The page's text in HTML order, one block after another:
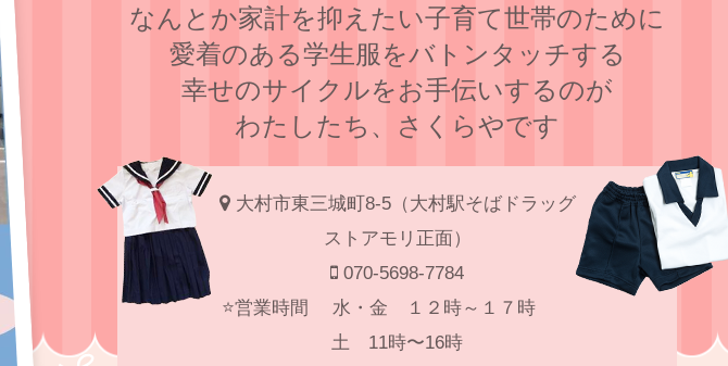
なんとか家計を抑えたい子育て世帯のために
愛着のある学⽣服をバトンタッチする
幸せのサイクルをお⼿伝いするのが
わたしたち、さくらやです
大村市東三城町8-5（大村駅そばドラッグ
ストアモリ正面）
070-5698-7784
⭐️営業時間 水・金 １２時～１７時
土 11時〜16時